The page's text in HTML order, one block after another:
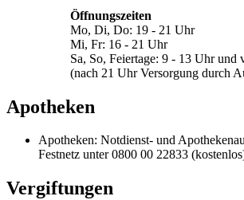
Öffnungszeiten
Mo, Di, Do: 19 - 21 Uhr
Mi, Fr: 16 - 21 Uhr
Sa, So, Feiertage: 9 - 13 Uhr und
(nach 21 Uhr Versorgung durch
Apotheken
Apotheken: Notdienst- und
Festnetz unter 0800 00 22833
Vergiftungen